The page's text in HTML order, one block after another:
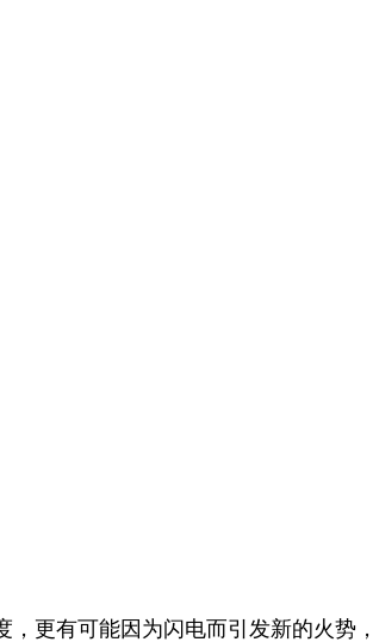
更有可能因为闪电而引发新的火势，